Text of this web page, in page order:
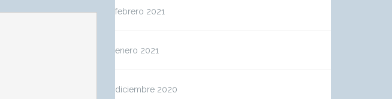
febrero 2021
enero 2021
diciembre 2020